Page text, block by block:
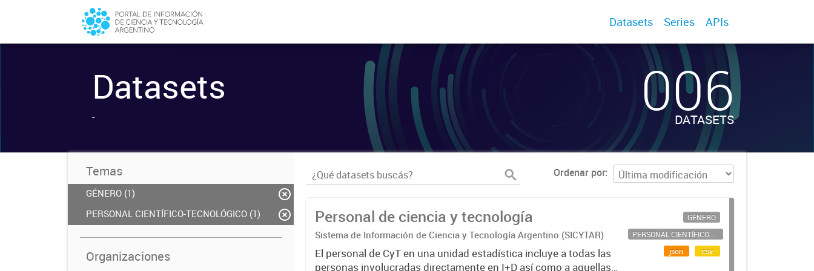
Datasets Series APIs
Datasets
- 006
DATASETS
Temas
GÉNERO (1)
PERSONAL CIENTÍFICO-TECNOLÓGICO (1)
Organizaciones
Ordenar por
Personal de ciencia y tecnología
Sistema de Información de Ciencia y Tecnología Argentino (SICYTAR)
El personal de CyT en una unidad estadística incluye a todas las
personas involucradas directamente en I+D así como a aquellas
GÉNERO
PERSONAL CIENTÍFICO-TECNOLÓGICO
json
csv